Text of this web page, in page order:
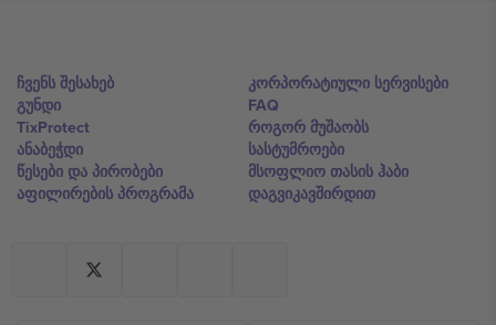
ჩვენს შესახებ
გუნდი
TixProtect
ანაბეჭდი
წესები და პირობები
აფილირების პროგრამა
კორპორატიული სერვისები
FAQ
როგორ მუშაობს
სასტუმროები
მსოფლიო თასის ჰაბი
დაგვიკავშირდით